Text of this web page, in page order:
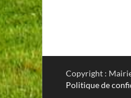
Copyright :
Politique de